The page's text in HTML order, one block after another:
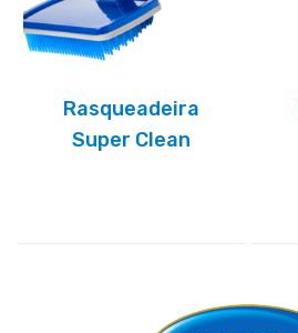
Rasqueadeira
Super Clean